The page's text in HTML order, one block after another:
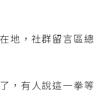
地，社群留言區總
，有人說這一拳等